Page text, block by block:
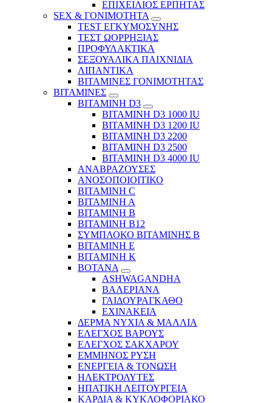
ΕΠΙΧΕΙΛΙΟΣ ΕΡΠΗΤΑΣ
SEX & ΓΟΝΙΜΟΤΗΤΑ
TEST ΕΓΚΥΜΟΣΥΝΗΣ
ΤΕΣΤ ΩΟΡΡΗΞΙΑΣ
ΠΡΟΦΥΛΑΚΤΙΚΑ
ΣΕΞΟΥΑΛΙΚΑ ΠΑΙΧΝΙΔΙΑ
ΛΙΠΑΝΤΙΚΑ
ΒΙΤΑΜΙΝΕΣ ΓΟΝΙΜΟΤΗΤΑΣ
ΒΙΤΑΜΙΝΕΣ
ΒΙΤΑΜΙΝΗ D3
ΒΙΤΑΜΙΝΗ D3 1000 IU
ΒΙΤΑΜΙΝΗ D3 1200 IU
ΒΙΤΑΜΙΝΗ D3 2200
ΒΙΤΑΜΙΝΗ D3 2500
BITAMINH D3 4000 IU
ΑΝΑΒΡΑΖΟΥΣΕΣ
ΑΝΟΣΟΠΟΙΟΙΤΙΚΟ
ΒΙΤΑΜΙΝΗ C
ΒΙΤΑΜΙΝΗ Α
ΒΙΤΑΜΙΝΗ Β
ΒΙΤΑΜΙΝΗ Β12
ΣΥΜΠΛΟΚΟ ΒΙΤΑΜΙΝΗΣ Β
ΒΙΤΑΜΙΝΗ Ε
ΒΙΤΑΜΙΝΗ Κ
ΒΟΤΑΝΑ
ASHWAGANDHA
ΒΑΛΕΡΙΑΝΑ
ΓΑΙΔΟΥΡΑΓΚΑΘΟ
ΕΧΙΝΑΚΕΙΑ
ΔΕΡΜΑ ΝΥΧΙΑ & ΜΑΛΛΙΑ
ΕΛΕΓΧΟΣ ΒΑΡΟΥΣ
ΕΛΕΓΧΟΣ ΣΑΚΧΑΡΟΥ
ΕΜΜΗΝΟΣ ΡΥΣΗ
ΕΝΕΡΓΕΙΑ & ΤΟΝΩΣΗ
ΗΛΕΚΤΡΟΛΥΤΕΣ
ΗΠΑΤΙΚΗ ΛΕΙΤΟΥΡΓΕΙΑ
ΚΑΡΔΙΑ & ΚΥΚΛΟΦΟΡΙΑΚΟ